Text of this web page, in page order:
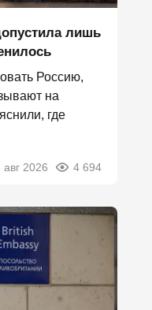
лишь
Россию,
на
где
авг 2026 4 694